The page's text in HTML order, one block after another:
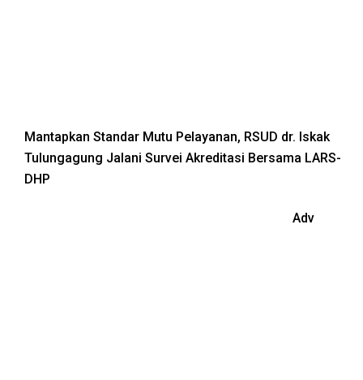
Mantapkan Standar Mutu Pelayanan, RSUD dr. Iskak
Tulungagung Jalani Survei Akreditasi Bersama LARS-
DHP
Adv